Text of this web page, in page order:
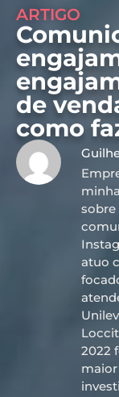
ARTIGO
de
como
sobre
atuo
2022